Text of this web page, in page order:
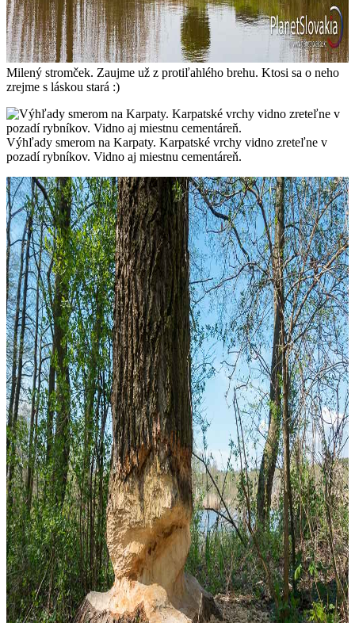
Milený stromček. Zaujme už z protiľahlého brehu. Ktosi sa o neho
zrejme s láskou stará :)
Výhľady smerom na Karpaty. Karpatské vrchy vidno zreteľne v
pozadí rybníkov. Vidno aj miestnu cementáreň.